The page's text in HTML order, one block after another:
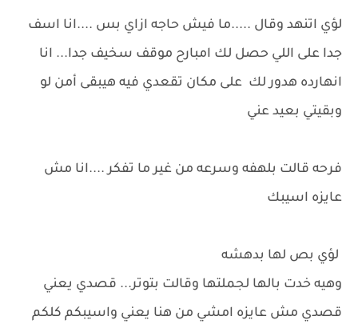
لؤي اتنهد وقال .....ما فيش حاجه ازاي بس ....انا اسف
جدا على اللي حصل لك امبارح موقف سخيف جدا... انا
انهارده هدور لك على مكان تقعدي فيه هيبقى أمن لو
وبقيتي بعيد عني
فرحه قالت بلهفه وسرعه من غير ما تفكر ....انا مش
عايزه اسيبك
لؤي بص لها بدهشه
وهيه خدت بالها لجملتها وقالت بتوتر... قصدي يعني
قصدي مش عايزه امشي من هنا يعني واسيبكم كلكم